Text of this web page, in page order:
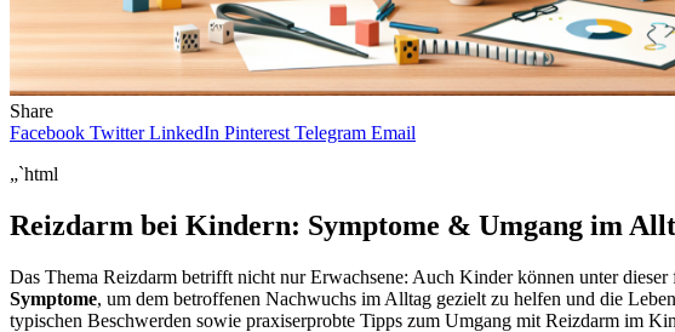
Share
Facebook Twitter LinkedIn Pinterest Telegram Email
„`html
Reizdarm bei Kindern: Symptome & Umgang im
Das Thema Reizdarm betrifft nicht nur Erwachsene: Auch Kinder können unter
Symptome, um dem betroffenen Nachwuchs im Alltag gezielt zu helfen und die
typischen Beschwerden sowie praxiserprobte Tipps zum Umgang mit Reizdarm im